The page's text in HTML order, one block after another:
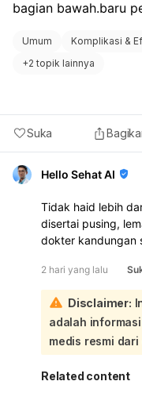
bagian bawah.baru
Umum Komplikasi &
+2 topik lainnya
Suka
Hello Sehat AI
Tidak haid lebih
disertai pusing,
dokter kandungan
kemudian keluar
dini, atau masalah
tespek negatif,
**tetap perlu
perdarahannya
Kalau darah
penuh dalam 1–2
2 hari yang lalu
Disclaimer:
adalah
medis resmi
Related content